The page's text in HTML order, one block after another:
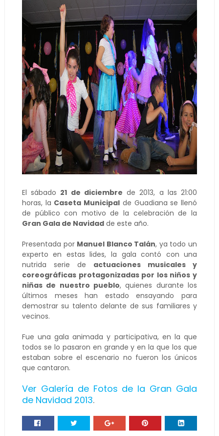
El sábado 21 de diciembre de 2013, a las 21:00
horas, la Caseta Municipal de Guadiana se llenó
de público con motivo de la celebración de la
Gran Gala de Navidadde este año.
Presentada por Manuel Blanco Talán, ya todo un
experto en estas lides, la gala contó con una
nutrida serie de actuaciones musicales y
coreográficas protagonizadas por los niños y
niñas de nuestro pueblo, quienes durante los
últimos meses han estado ensayando para
demostrar su talento delante de sus familiares y
vecinos.
Fue una gala animada y participativa, en la que
todos se lo pasaron en grande y en la que los que
estaban sobre el escenario no fueron los únicos
que cantaron.
Ver Galería de Fotos de la Gran Gala
de Navidad 2013.